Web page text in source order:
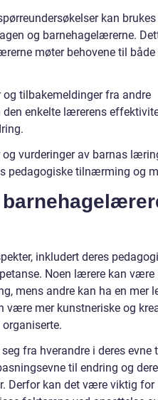
kan
og barnehagelærerne.
møter behovene til både
og tilbakemeldinger fra andre
enkelte lærerens
vurderinger av barnas
pedagogiske tilnærming og
inkludert deres
Noen lærere kan være
mens andre kan ha en mer
mer kunstneriske og
fra hverandre i deres evne
til endring og
Derfor kan det være viktig for